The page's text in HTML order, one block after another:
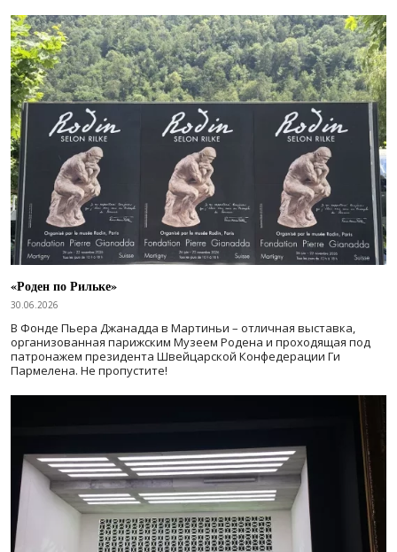
«Роден по Рильке»
30.06.2026
В Фонде Пьера Джанадда в Мартиньи – отличная выставка,
организованная парижским Музеем Родена и проходящая под
патронажем президента Швейцарской Конфедерации Ги
Пармелена. Не пропустите!